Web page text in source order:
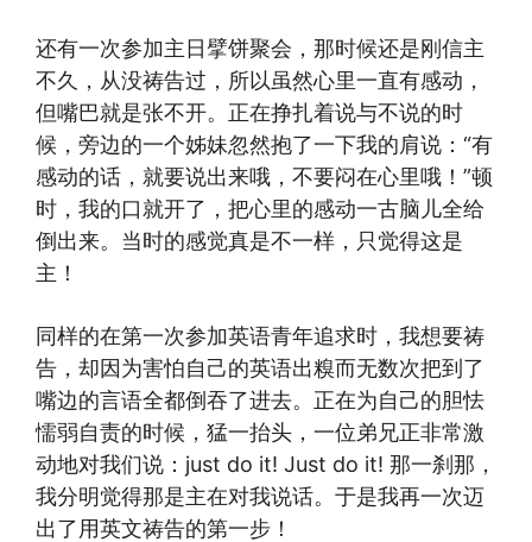
还有一次参加主日擘饼聚会，那时候还是刚信主
不久，从没祷告过，所以虽然心里一直有感动，
但嘴巴就是张不开。正在挣扎着说与不说的时
候，旁边的一个姊妹忽然抱了一下我的肩说：“有
感动的话，就要说出来哦，不要闷在心里哦！”顿
时，我的口就开了，把心里的感动一古脑儿全给
倒出来。当时的感觉真是不一样，只觉得这是
主！
同样的在第一次参加英语青年追求时，我想要祷
告，却因为害怕自己的英语出糗而无数次把到了
嘴边的言语全都倒吞了进去。正在为自己的胆怯
懦弱自责的时候，猛一抬头，一位弟兄正非常激
动地对我们说：just do it! Just do it! 那一刹那，
我分明觉得那是主在对我说话。于是我再一次迈
出了用英文祷告的第一步！